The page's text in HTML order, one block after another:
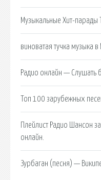
Музыкальные Хит-парады
виноватая тучка музыка в
Радио онлайн — Слушать
Топ 100 зарубежных
Плейлист Радио Шансон
онлайн.
Зурбаган (песня) —